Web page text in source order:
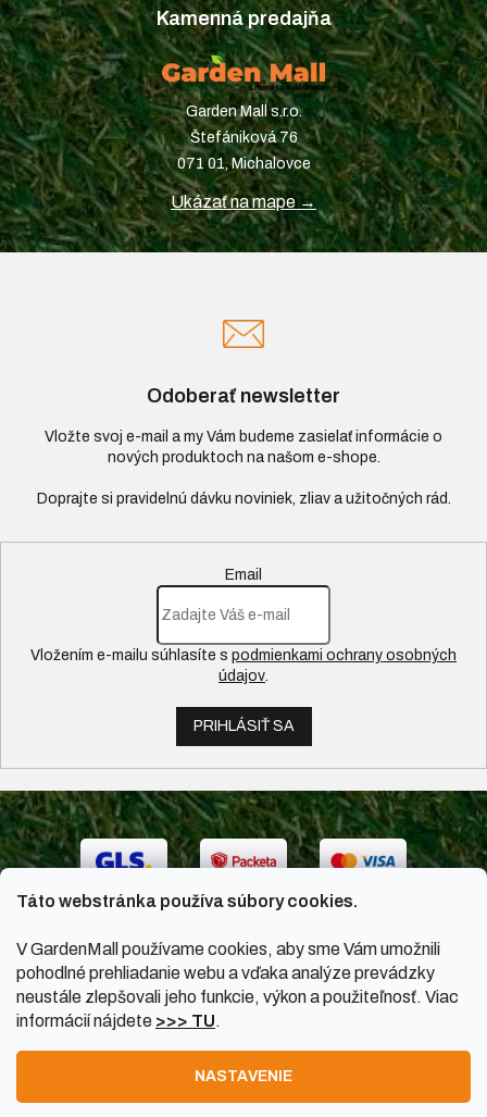
Táto webstránka používa súbory cookies.
V GardenMall používame cookies, aby sme Vám umožnili
pohodlné prehliadanie webu a vďaka analýze prevádzky
neustále zlepšovali jeho funkcie, výkon a použiteľnosť. Viac
informácií nájdete >>> TU.
NASTAVENIE
Kamenná predajňa
Garden Mall s.r.o.
Štefániková 76
071 01, Michalovce
Ukázať na mape →
Odoberať newsletter
Vložte svoj e-mail a my Vám budeme zasielať informácie o
nových produktoch na našom e-shope.
Email
Vložením e-mailu súhlasíte s podmienkami ochrany osobných
údajov.
PRIHLÁSIŤ SA